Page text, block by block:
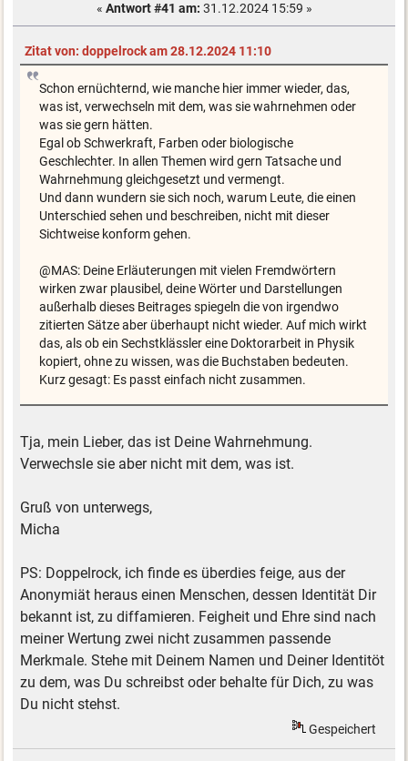
« Antwort #41 am: 31.12.2024 15:59 »
Zitat von: doppelrock am 28.12.2024 11:10
Schon ernüchternd, wie manche hier immer wieder, das,
was ist, verwechseln mit dem, was sie wahrnehmen oder
was sie gern hätten.
Egal ob Schwerkraft, Farben oder biologische
Geschlechter. In allen Themen wird gern Tatsache und
Wahrnehmung gleichgesetzt und vermengt.
Und dann wundern sie sich noch, warum Leute, die einen
Unterschied sehen und beschreiben, nicht mit dieser
Sichtweise konform gehen.
@MAS: Deine Erläuterungen mit vielen Fremdwörtern
wirken zwar plausibel, deine Wörter und Darstellungen
außerhalb dieses Beitrages spiegeln die von irgendwo
zitierten Sätze aber überhaupt nicht wieder. Auf mich wirkt
das, als ob ein Sechstklässler eine Doktorarbeit in Physik
kopiert, ohne zu wissen, was die Buchstaben bedeuten.
Kurz gesagt: Es passt einfach nicht zusammen.
Tja, mein Lieber, das ist Deine Wahrnehmung.
Verwechsle sie aber nicht mit dem, was ist.
Gruß von unterwegs,
Micha
PS: Doppelrock, ich finde es überdies feige, aus der
Anonymiät heraus einen Menschen, dessen Identität Dir
bekannt ist, zu diffamieren. Feigheit und Ehre sind nach
meiner Wertung zwei nicht zusammen passende
Merkmale. Stehe mit Deinem Namen und Deiner Identitöt
zu dem, was Du schreibst oder behalte für Dich, zu was
Du nicht stehst.
Gespeichert